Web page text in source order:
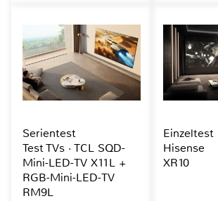
Serientest
Test TVs · TCL SQD-
Mini-LED-TV X11L +
RGB-Mini-LED-TV
RM9L
Einzeltest
Hisense
XR10